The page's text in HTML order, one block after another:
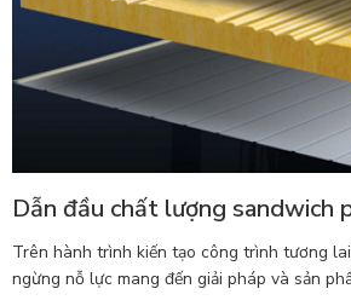
Dẫn đầu chất lượng sandwich
Trên hành trình kiến tạo công trình tương
ngừng nỗ lực mang đến giải pháp và sản